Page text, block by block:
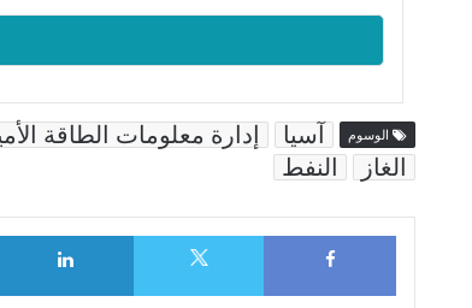
الوسوم آسيا إدارة معلومات الطاقة
الغاز
النفط
Facebook